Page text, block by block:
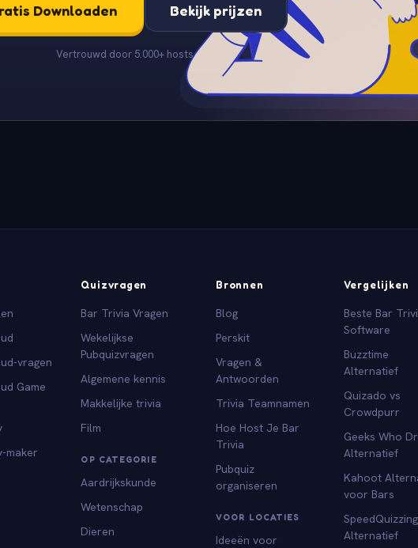
Downloaden Bekijk prijzen
Vertrouwd door 5.000+ hosts
vragen
Game
maker
Quizvragen
Bar Trivia Vragen
Wekelijkse
Pubquizvragen
Algemene kennis
Makkelijke trivia
Film
OP CATEGORIE
Aardrijkskunde
Wetenschap
Dieren
Bronnen
Blog
Perskit
Vragen &
Antwoorden
Trivia Teamnamen
Hoe Host Je Bar
Trivia
Pubquiz
organiseren
VOOR LOCATIES
Ideeën voor
Vergelijken
Beste Bar
Software
Buzztime
Alternatief
Quizado vs
Crowdpurr
Geeks Who
Alternatief
Kahoot
voor Bars
SpeedQuizzing
Alternatief